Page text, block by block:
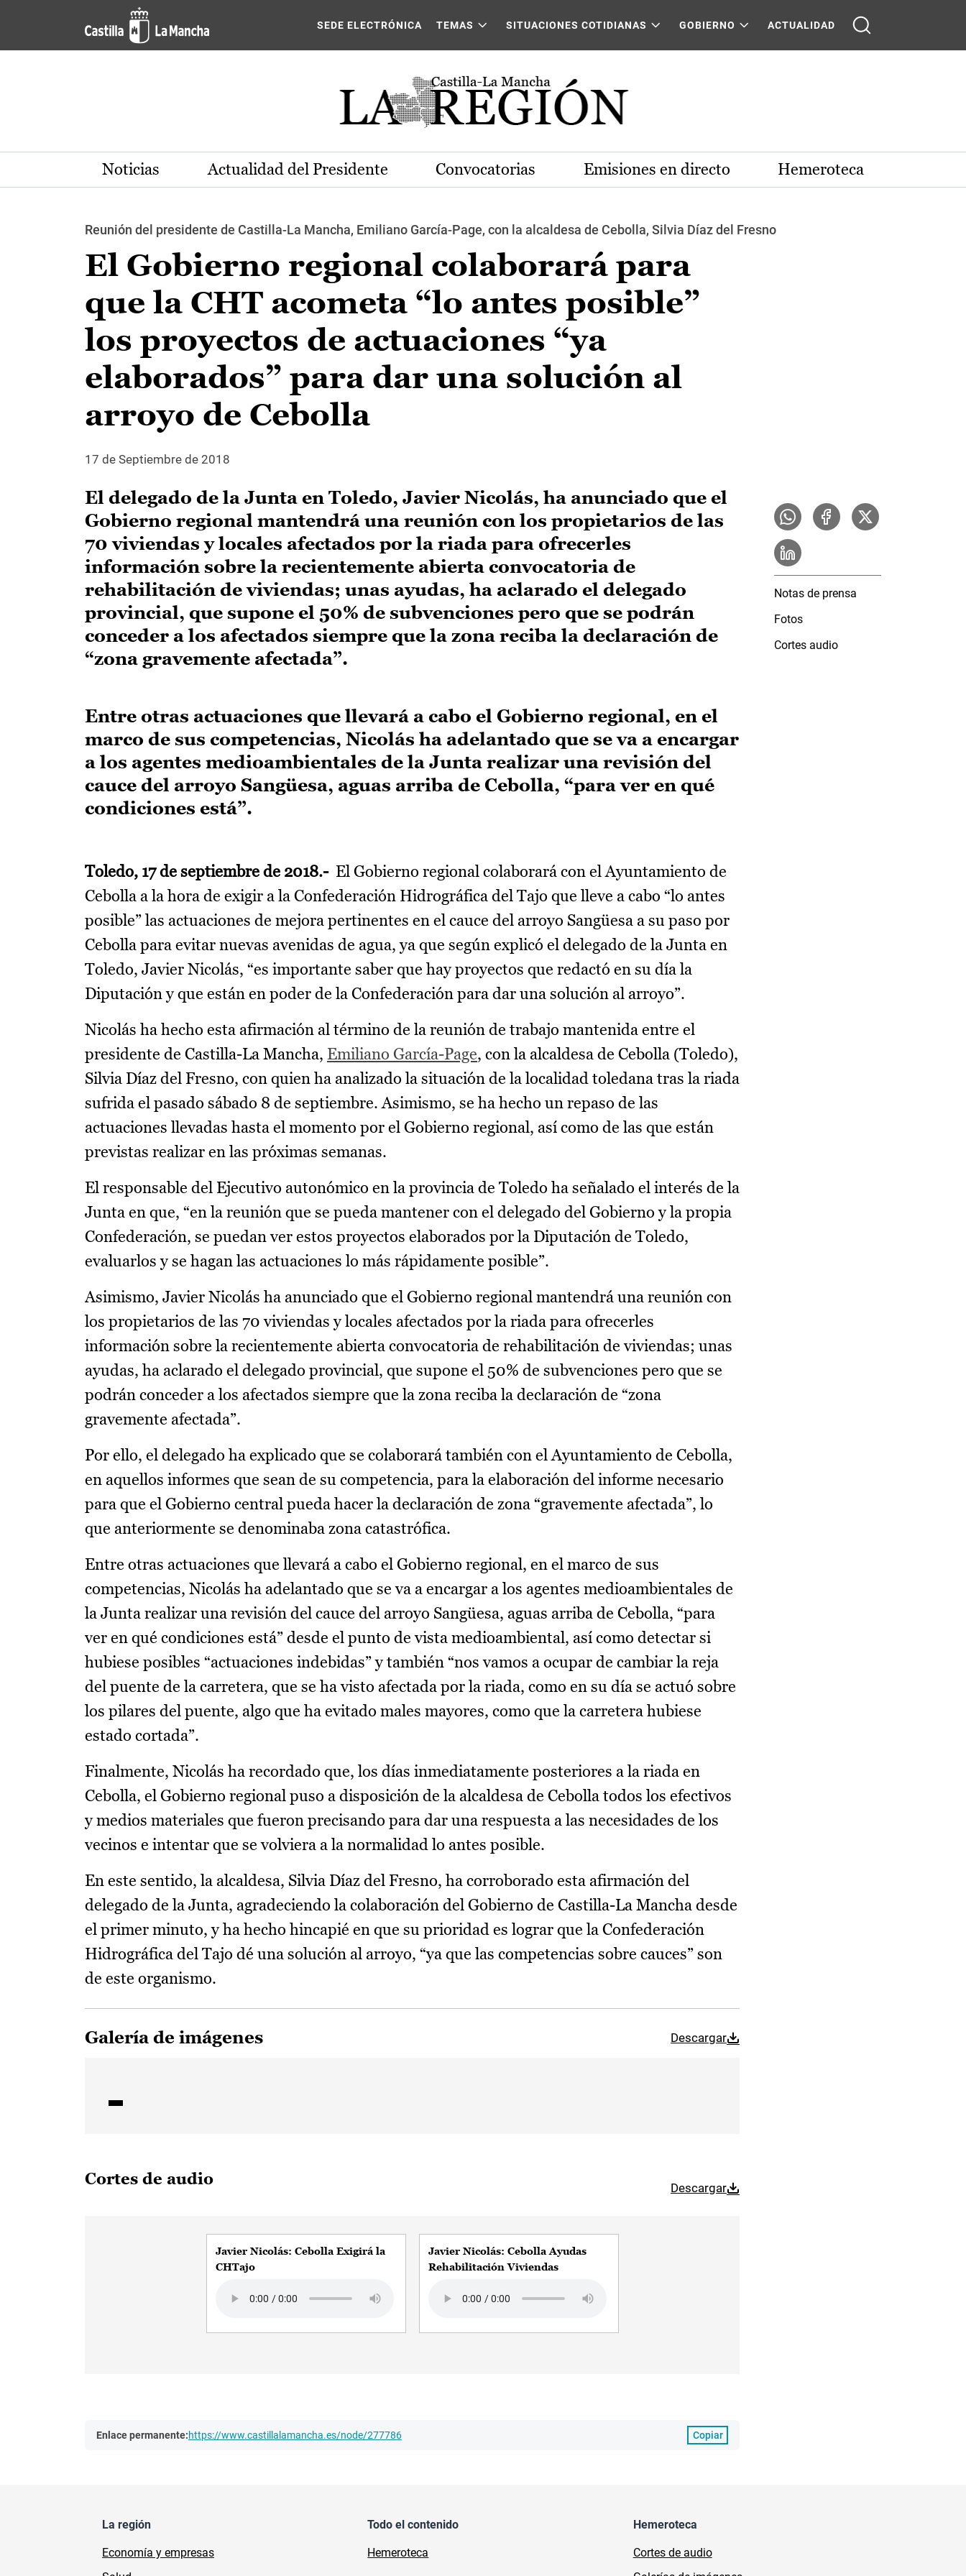
Pasar al contenido principal
SEDE ELECTRÓNICA TEMAS SITUACIONES COTIDIANAS GOBIERNO ACTUALIDAD
Noticias Actualidad del Presidente Convocatorias Emisiones en directo Hemeroteca
Reunión del presidente de Castilla-La Mancha, Emiliano García-Page, con la alcaldesa de Cebolla, Silvia Díaz del Fresno
El Gobierno regional colaborará para
que la CHT acometa “lo antes posible”
los proyectos de actuaciones “ya
elaborados” para dar una solución al
arroyo de Cebolla
17 de Septiembre de 2018
El delegado de la Junta en Toledo, Javier Nicolás, ha anunciado que el
Gobierno regional mantendrá una reunión con los propietarios de las
70 viviendas y locales afectados por la riada para ofrecerles
información sobre la recientemente abierta convocatoria de
rehabilitación de viviendas; unas ayudas, ha aclarado el delegado
provincial, que supone el 50% de subvenciones pero que se podrán
conceder a los afectados siempre que la zona reciba la declaración de
“zona gravemente afectada”.
Entre otras actuaciones que llevará a cabo el Gobierno regional, en el
marco de sus competencias, Nicolás ha adelantado que se va a encargar
a los agentes medioambientales de la Junta realizar una revisión del
cauce del arroyo Sangüesa, aguas arriba de Cebolla, “para ver en qué
condiciones está”.
Toledo, 17 de septiembre de 2018.- El Gobierno regional colaborará con el Ayuntamiento de
Cebolla a la hora de exigir a la Confederación Hidrográfica del Tajo que lleve a cabo “lo antes
posible” las actuaciones de mejora pertinentes en el cauce del arroyo Sangüesa a su paso por
Cebolla para evitar nuevas avenidas de agua, ya que según explicó el delegado de la Junta en
Toledo, Javier Nicolás, “es importante saber que hay proyectos que redactó en su día la
Diputación y que están en poder de la Confederación para dar una solución al arroyo”.
Nicolás ha hecho esta afirmación al término de la reunión de trabajo mantenida entre el
presidente de Castilla-La Mancha, Emiliano García-Page, con la alcaldesa de Cebolla (Toledo),
Silvia Díaz del Fresno, con quien ha analizado la situación de la localidad toledana tras la riada
sufrida el pasado sábado 8 de septiembre. Asimismo, se ha hecho un repaso de las
actuaciones llevadas hasta el momento por el Gobierno regional, así como de las que están
previstas realizar en las próximas semanas.
El responsable del Ejecutivo autonómico en la provincia de Toledo ha señalado el interés de la
Junta en que, “en la reunión que se pueda mantener con el delegado del Gobierno y la propia
Confederación, se puedan ver estos proyectos elaborados por la Diputación de Toledo,
evaluarlos y se hagan las actuaciones lo más rápidamente posible”.
Asimismo, Javier Nicolás ha anunciado que el Gobierno regional mantendrá una reunión con
los propietarios de las 70 viviendas y locales afectados por la riada para ofrecerles
información sobre la recientemente abierta convocatoria de rehabilitación de viviendas; unas
ayudas, ha aclarado el delegado provincial, que supone el 50% de subvenciones pero que se
podrán conceder a los afectados siempre que la zona reciba la declaración de “zona
gravemente afectada”.
Por ello, el delegado ha explicado que se colaborará también con el Ayuntamiento de Cebolla,
en aquellos informes que sean de su competencia, para la elaboración del informe necesario
para que el Gobierno central pueda hacer la declaración de zona “gravemente afectada”, lo
que anteriormente se denominaba zona catastrófica.
Entre otras actuaciones que llevará a cabo el Gobierno regional, en el marco de sus
competencias, Nicolás ha adelantado que se va a encargar a los agentes medioambientales de
la Junta realizar una revisión del cauce del arroyo Sangüesa, aguas arriba de Cebolla, “para
ver en qué condiciones está” desde el punto de vista medioambiental, así como detectar si
hubiese posibles “actuaciones indebidas” y también “nos vamos a ocupar de cambiar la reja
del puente de la carretera, que se ha visto afectada por la riada, como en su día se actuó sobre
los pilares del puente, algo que ha evitado males mayores, como que la carretera hubiese
estado cortada”.
Finalmente, Nicolás ha recordado que, los días inmediatamente posteriores a la riada en
Cebolla, el Gobierno regional puso a disposición de la alcaldesa de Cebolla todos los efectivos
y medios materiales que fueron precisando para dar una respuesta a las necesidades de los
vecinos e intentar que se volviera a la normalidad lo antes posible.
En este sentido, la alcaldesa, Silvia Díaz del Fresno, ha corroborado esta afirmación del
delegado de la Junta, agradeciendo la colaboración del Gobierno de Castilla-La Mancha desde
el primer minuto, y ha hecho hincapié en que su prioridad es lograr que la Confederación
Hidrográfica del Tajo dé una solución al arroyo, “ya que las competencias sobre cauces” son
de este organismo.
Galería de imágenes Descargar
Cortes de audio Descargar
Javier Nicolás: Cebolla Exigirá la
CHTajo
Javier Nicolás: Cebolla Ayudas
Rehabilitación Viviendas
Enlace permanente:https://www.castillalamancha.es/node/277786 Copiar
Notas de prensa
Fotos
Cortes audio
La región
Economía y empresas
Todo el contenido
Hemeroteca
Hemeroteca
Cortes de audio